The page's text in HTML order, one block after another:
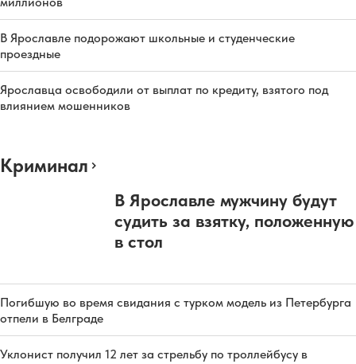
В Ярославле подорожают школьные и студенческие
проездные
Ярославца освободили от выплат по кредиту, взятого под
влиянием мошенников
Криминал
В Ярославле мужчину будут
судить за взятку, положенную
в стол
Погибшую во время свидания с турком модель из Петербурга
отпели в Белграде
Уклонист получил 12 лет за стрельбу по троллейбусу в